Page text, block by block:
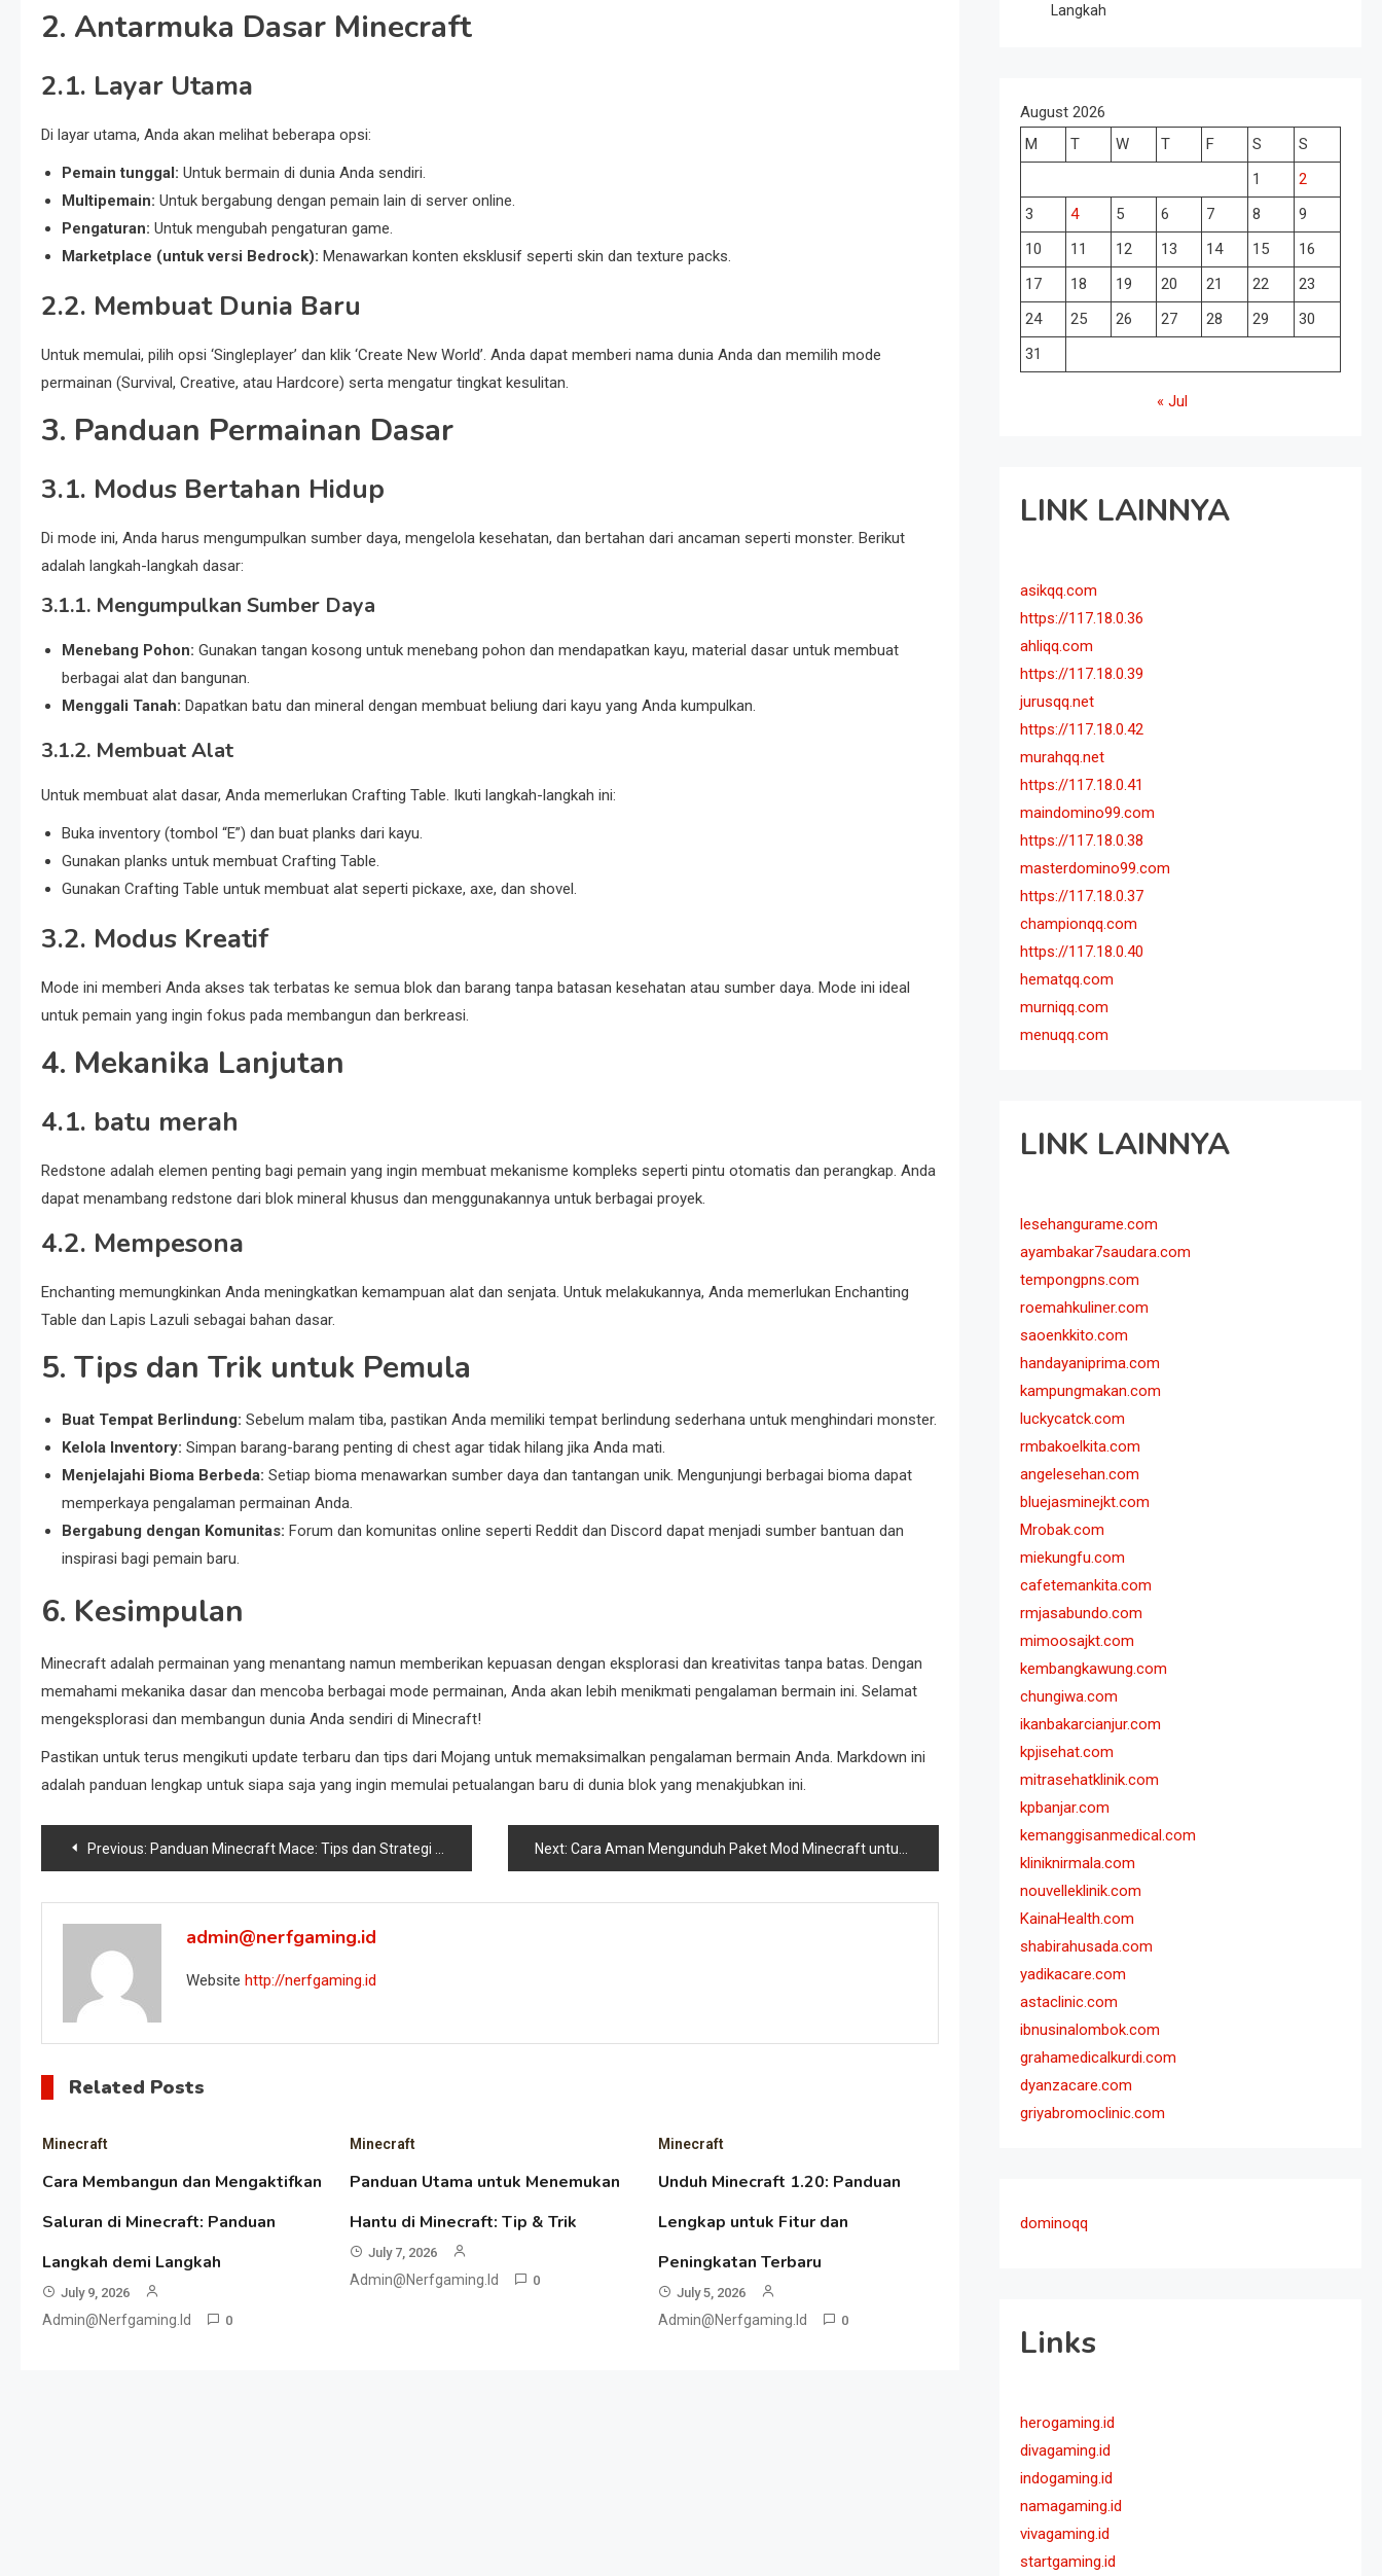
2. Antarmuka Dasar Minecraft
2.1. Layar Utama
Di layar utama, Anda akan melihat beberapa opsi:
Pemain tunggal: Untuk bermain di dunia Anda sendiri.
Multipemain: Untuk bergabung dengan pemain lain di server online.
Pengaturan: Untuk mengubah pengaturan game.
Marketplace (untuk versi Bedrock): Menawarkan konten eksklusif seperti skin dan texture packs.
2.2. Membuat Dunia Baru
Untuk memulai, pilih opsi ‘Singleplayer’ dan klik ‘Create New World’. Anda dapat memberi nama dunia Anda dan memilih mode
permainan (Survival, Creative, atau Hardcore) serta mengatur tingkat kesulitan.
3. Panduan Permainan Dasar
3.1. Modus Bertahan Hidup
Di mode ini, Anda harus mengumpulkan sumber daya, mengelola kesehatan, dan bertahan dari ancaman seperti monster. Berikut
adalah langkah-langkah dasar:
3.1.1. Mengumpulkan Sumber Daya
Menebang Pohon: Gunakan tangan kosong untuk menebang pohon dan mendapatkan kayu, material dasar untuk membuat
berbagai alat dan bangunan.
Menggali Tanah: Dapatkan batu dan mineral dengan membuat beliung dari kayu yang Anda kumpulkan.
3.1.2. Membuat Alat
Untuk membuat alat dasar, Anda memerlukan Crafting Table. Ikuti langkah-langkah ini:
Buka inventory (tombol “E”) dan buat planks dari kayu.
Gunakan planks untuk membuat Crafting Table.
Gunakan Crafting Table untuk membuat alat seperti pickaxe, axe, dan shovel.
3.2. Modus Kreatif
Mode ini memberi Anda akses tak terbatas ke semua blok dan barang tanpa batasan kesehatan atau sumber daya. Mode ini ideal
untuk pemain yang ingin fokus pada membangun dan berkreasi.
4. Mekanika Lanjutan
4.1. batu merah
Redstone adalah elemen penting bagi pemain yang ingin membuat mekanisme kompleks seperti pintu otomatis dan perangkap. Anda
dapat menambang redstone dari blok mineral khusus dan menggunakannya untuk berbagai proyek.
4.2. Mempesona
Enchanting memungkinkan Anda meningkatkan kemampuan alat dan senjata. Untuk melakukannya, Anda memerlukan Enchanting
Table dan Lapis Lazuli sebagai bahan dasar.
5. Tips dan Trik untuk Pemula
Buat Tempat Berlindung: Sebelum malam tiba, pastikan Anda memiliki tempat berlindung sederhana untuk menghindari monster.
Kelola Inventory: Simpan barang-barang penting di chest agar tidak hilang jika Anda mati.
Menjelajahi Bioma Berbeda: Setiap bioma menawarkan sumber daya dan tantangan unik. Mengunjungi berbagai bioma dapat
memperkaya pengalaman permainan Anda.
Bergabung dengan Komunitas: Forum dan komunitas online seperti Reddit dan Discord dapat menjadi sumber bantuan dan
inspirasi bagi pemain baru.
6. Kesimpulan
Minecraft adalah permainan yang menantang namun memberikan kepuasan dengan eksplorasi dan kreativitas tanpa batas. Dengan
memahami mekanika dasar dan mencoba berbagai mode permainan, Anda akan lebih menikmati pengalaman bermain ini. Selamat
mengeksplorasi dan membangun dunia Anda sendiri di Minecraft!
Pastikan untuk terus mengikuti update terbaru dan tips dari Mojang untuk memaksimalkan pengalaman bermain Anda. Markdown ini
adalah panduan lengkap untuk siapa saja yang ingin memulai petualangan baru di dunia blok yang menakjubkan ini.
Post
navigation
Previous: Panduan Minecraft Mace: Tips dan Strategi Membuat dan Menggunakan Senjata Ampuh Ini Next: Cara Aman Mengunduh Paket Mod Minecraft untuk Versi 1.19
admin@nerfgaming.id
Website http://nerfgaming.id
Related Posts
Minecraft
Cara Membangun dan Mengaktifkan
Saluran di Minecraft: Panduan
Langkah demi Langkah
July 9, 2026
Admin@nerfgaming.id 0
Minecraft
Panduan Utama untuk Menemukan
Hantu di Minecraft: Tip & Trik
July 7, 2026
Admin@nerfgaming.id 0
Minecraft
Unduh Minecraft 1.20: Panduan
Lengkap untuk Fitur dan
Peningkatan Terbaru
July 5, 2026
Admin@nerfgaming.id 0
Langkah
August 2026
M
T W T F S
S
1
2
3
4 5 6 7 8
9
10
11 12 13 14 15
16
17
18 19 20 21 22
23
24
25 26 27 28 29
30
31
« Jul
LINK LAINNYA
asikqq.com
https://117.18.0.36
ahliqq.com
https://117.18.0.39
jurusqq.net
https://117.18.0.42
murahqq.net
https://117.18.0.41
maindomino99.com
https://117.18.0.38
masterdomino99.com
https://117.18.0.37
championqq.com
https://117.18.0.40
hematqq.com
murniqq.com
menuqq.com
LINK LAINNYA
lesehangurame.com
ayambakar7saudara.com
tempongpns.com
roemahkuliner.com
saoenkkito.com
handayaniprima.com
kampungmakan.com
luckycatck.com
rmbakoelkita.com
angelesehan.com
bluejasminejkt.com
Mrobak.com
miekungfu.com
cafetemankita.com
rmjasabundo.com
mimoosajkt.com
kembangkawung.com
chungiwa.com
ikanbakarcianjur.com
kpjisehat.com
mitrasehatklinik.com
kpbanjar.com
kemanggisanmedical.com
kliniknirmala.com
nouvelleklinik.com
KainaHealth.com
shabirahusada.com
yadikacare.com
astaclinic.com
ibnusinalombok.com
grahamedicalkurdi.com
dyanzacare.com
griyabromoclinic.com
dominoqq
Links
herogaming.id
divagaming.id
indogaming.id
namagaming.id
vivagaming.id
startgaming.id